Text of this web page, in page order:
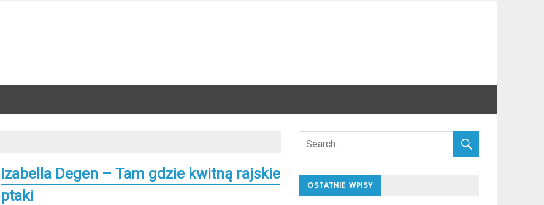
Izabella Degen – Tam gdzie kwitną rajskie
ptaki
OSTATNIE WPISY